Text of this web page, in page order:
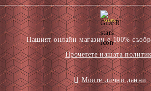
GDPR
Нашият онлайн магазин е 100%
Прочетете нашата
Моите лични данни